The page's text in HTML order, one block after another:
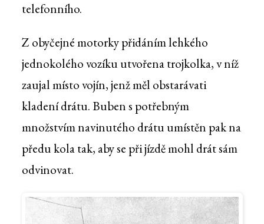
telefonního.
Z obyčejné motorky přidáním lehkého
jednokolého vozíku utvořena trojkolka, v níž
zaujal místo vojín, jenž měl obstarávati
kladení drátu. Buben s potřebným
množstvím navinutého drátu umístěn pak na
předu kola tak, aby se při jízdě mohl drát sám
odvinovat.